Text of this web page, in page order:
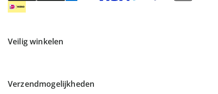
Veilig winkelen
Verzendmogelijkheden